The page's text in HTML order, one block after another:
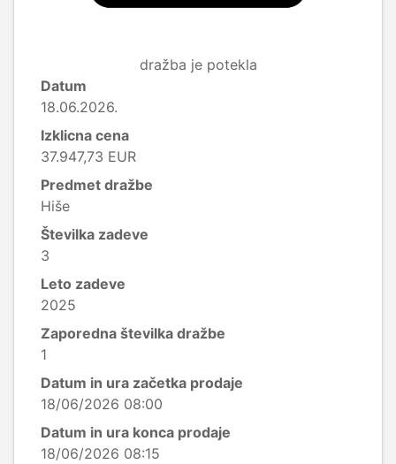
dražba je potekla
Datum
18.06.2026.
Izklicna cena
37.947,73 EUR
Predmet dražbe
Hiše
Številka zadeve
3
Leto zadeve
2025
Zaporedna številka dražbe
1
Datum in ura začetka prodaje
18/06/2026 08:00
Datum in ura konca prodaje
18/06/2026 08:15